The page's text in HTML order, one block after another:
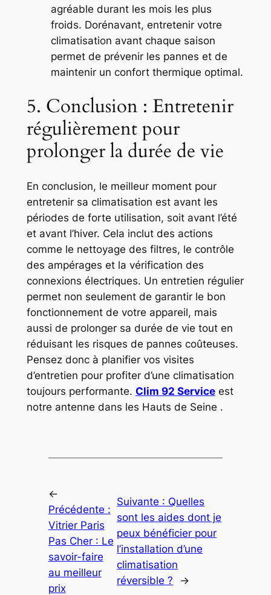
agréable durant les mois les plus
froids. Dorénavant, entretenir votre
climatisation avant chaque saison
permet de prévenir les pannes et de
maintenir un confort thermique optimal.
5. Conclusion : Entretenir
régulièrement pour
prolonger la durée de vie
En conclusion, le meilleur moment pour
entretenir sa climatisation est avant les
périodes de forte utilisation, soit avant l’été
et avant l’hiver. Cela inclut des actions
comme le nettoyage des filtres, le contrôle
des ampérages et la vérification des
connexions électriques. Un entretien régulier
permet non seulement de garantir le bon
fonctionnement de votre appareil, mais
aussi de prolonger sa durée de vie tout en
réduisant les risques de pannes coûteuses.
Pensez donc à planifier vos visites
d’entretien pour profiter d’une climatisation
toujours performante. Clim 92 Serviceest
notre antenne dans les Hauts de Seine .
←
Précédente :
Vitrier Paris
Pas Cher : Le
savoir-faire
au meilleur
prix
Suivante : Quelles
sont les aides dont je
peux bénéficier pour
l’installation d’une
climatisation
réversible ?
→